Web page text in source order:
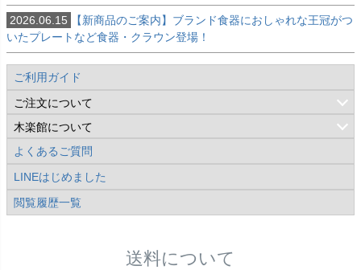
2026.06.15
【新商品のご案内】ブランド食器におしゃれな王冠がつ
いたプレートなど食器・クラウン登場！
ご利用ガイド
ご注文について
ご注文について
ご注文の流れ
送料について
お支払方法について
ギフト対応について
ジェネリック製品について
木楽館について
木楽館について
会社概要
コンセプト（企業理念）
よくあるご質問
LINEはじめました
閲覧履歴一覧
送料について